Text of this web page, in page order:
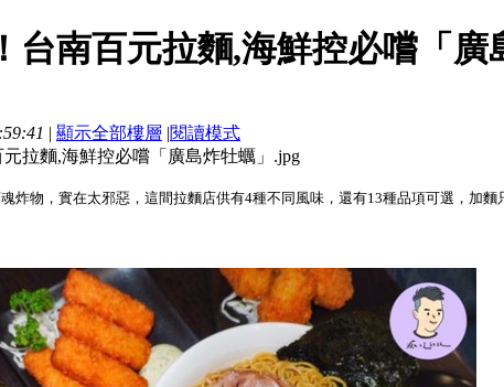
台南百元拉麵,海鮮控必嚐「廣
| 顯示全部樓層 |閱讀模式
炸物，實在太邪惡，這間拉麵店供有4種不同風味，還有13種品項可選，加